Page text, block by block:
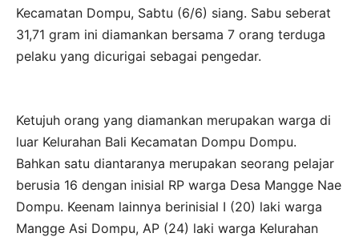
Kecamatan Dompu, Sabtu (6/6) siang. Sabu seberat
31,71 gram ini diamankan bersama 7 orang terduga
pelaku yang dicurigai sebagai pengedar.
Ketujuh orang yang diamankan merupakan warga di
luar Kelurahan Bali Kecamatan Dompu Dompu.
Bahkan satu diantaranya merupakan seorang pelajar
berusia 16 dengan inisial RP warga Desa Mangge Nae
Dompu. Keenam lainnya berinisial I (20) laki warga
Mangge Asi Dompu, AP (24) laki warga Kelurahan